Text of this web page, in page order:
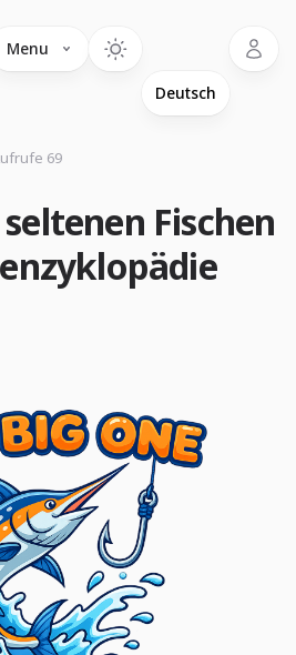
Menu
Fischen
69